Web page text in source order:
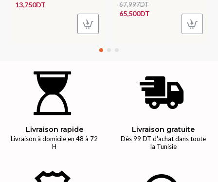
13,750DT
65,500DT
67,997DT
Livraison rapide
Livraison à domicile en 48 à 72
H
Livraison gratuite
Dès 99 DT d'achat dans toute
la Tunisie